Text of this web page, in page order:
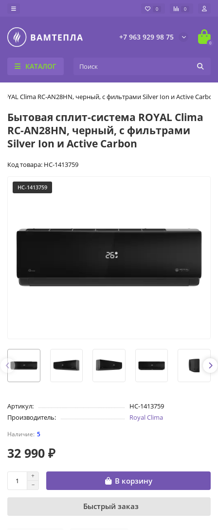
0 0
+7 963 929 98 75
0
КАТАЛОГ
Clima RC-AN28HN, черный, с фильтрами Silver Ion и Active Carbon
Бытовая сплит-система ROYAL Clima
RC-AN28HN, черный, с фильтрами
Silver Ion и Active Carbon
Код товара: НС-1413759
НС-1413759
Артикул:
НС-1413759
Производитель:
Royal Clima
5
32 990 ₽
В корзину
Быстрый заказ